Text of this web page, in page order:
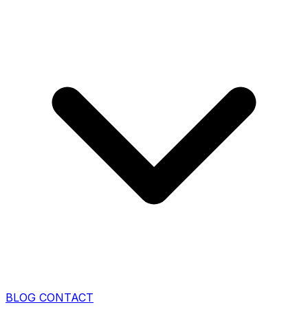
BLOG CONTACT